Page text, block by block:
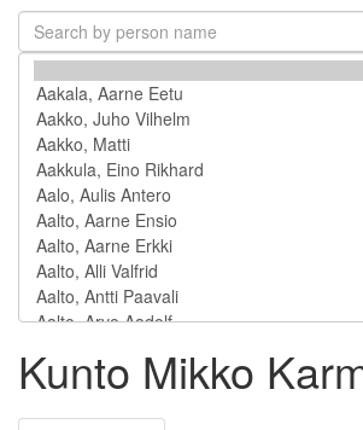
Kunto Mikko